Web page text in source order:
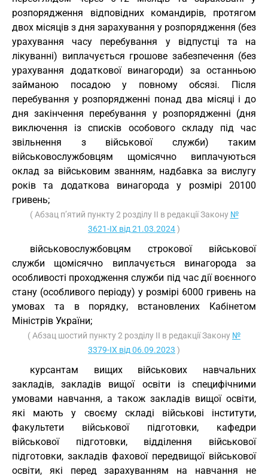
розпорядження відповідних командирів, протягом
двох місяців з дня зарахування у розпорядження (без
урахування часу перебування у відпустці та на
лікуванні) виплачується грошове забезпечення (без
урахування додаткової винагороди) за останньою
займаною посадою у повному обсязі. Після
перебування у розпорядженні понад два місяці і до
дня закінчення перебування у розпорядженні (дня
виключення із списків особового складу під час
звільнення з військової служби) таким
військовослужбовцям щомісячно виплачуються
оклад за військовим званням, надбавка за вислугу
років та додаткова винагорода у розмірі 20100
гривень;
( Абзац п’ятий пункту 2 розділу II в редакції Закону №
3621-IX від 21.03.2024)
військовослужбовцям строкової військової
служби щомісячно виплачується винагорода за
особливості проходження служби під час дії воєнного
стану (особливого періоду) у розмірі 6000 гривень на
умовах та в порядку, встановлених Кабінетом
Міністрів України;
( Абзац шостий пункту 2 розділу II в редакції Закону №
3379-IX від 06.09.2023 )
курсантам вищих військових навчальних
закладів, закладів вищої освіти із специфічними
умовами навчання, а також закладів вищої освіти,
які мають у своєму складі військові інститути,
факультети військової підготовки, кафедри
військової підготовки, відділення військової
підготовки, закладів фахової передвищої військової
освіти, які перед зарахуванням на навчання не